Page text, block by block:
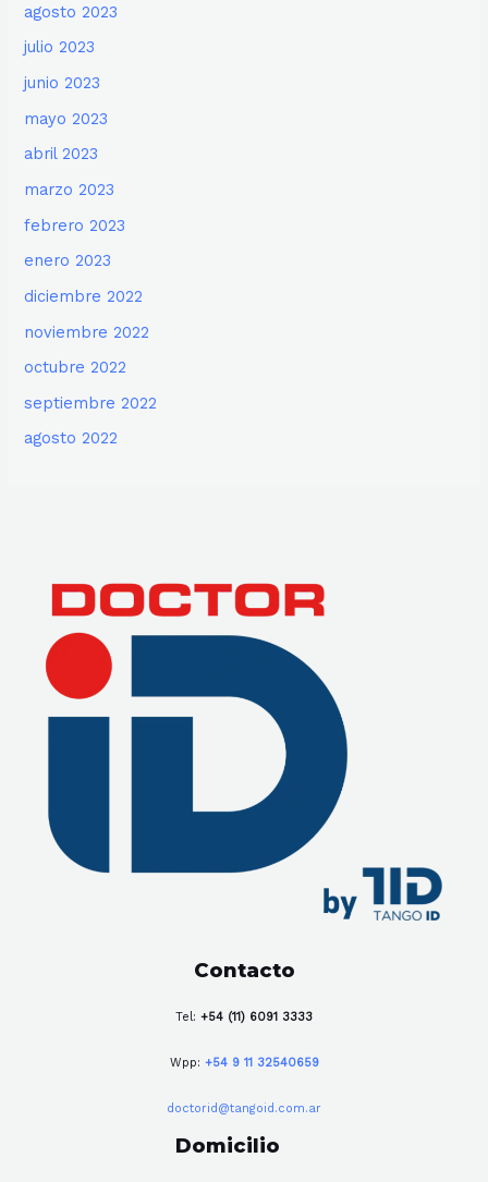
agosto 2023
julio 2023
junio 2023
mayo 2023
abril 2023
marzo 2023
febrero 2023
enero 2023
diciembre 2022
noviembre 2022
octubre 2022
septiembre 2022
agosto 2022
Contacto
Tel: +54 (11) 6091 3333
Wpp: +54 9 11 32540659
doctorid@tangoid.com.ar
Domicilio